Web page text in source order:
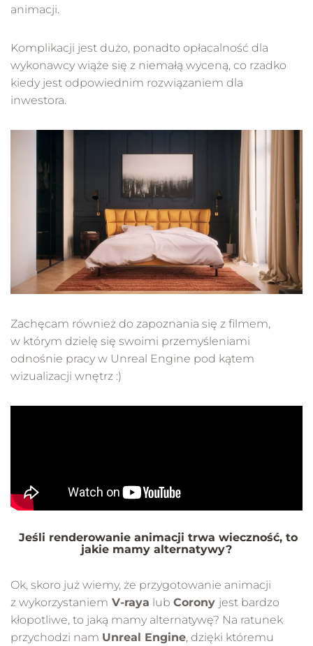
animacji.
Komplikacji jest dużo, ponadto opłacalność dla
wykonawcy wiąże się z niemałą wyceną, co rzadko
kiedy jest odpowiednim rozwiązaniem dla
inwestora.
Zachęcam również do zapoznania się z filmem,
w którym dzielę się swoimi przemyśleniami
odnośnie pracy w Unreal Engine pod kątem
wizualizacji wnętrz :)
Jeśli renderowanie animacji trwa wieczność, to
jakie mamy alternatywy?
Ok, skoro już wiemy, że przygotowanie animacji
z wykorzystaniem V-raya lub Corony jest bardzo
kłopotliwe, to jaką mamy alternatywę? Na ratunek
przychodzi nam Unreal Engine, dzięki któremu